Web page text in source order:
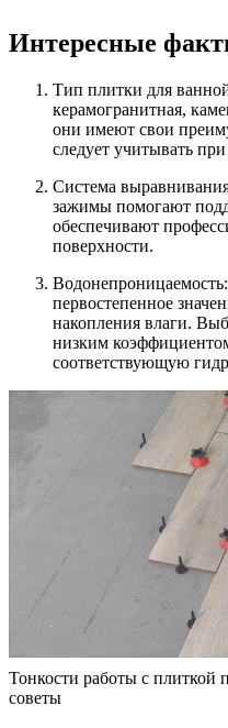
Интересные
Тип плитки для
керамогранитная,
они имеют свои
следует учитывать
Система
зажимы помогают
обеспечивают
поверхности.
первостепенное
накопления влаги.
низким
соответствующую
Тонкости работы с плиткой
советы